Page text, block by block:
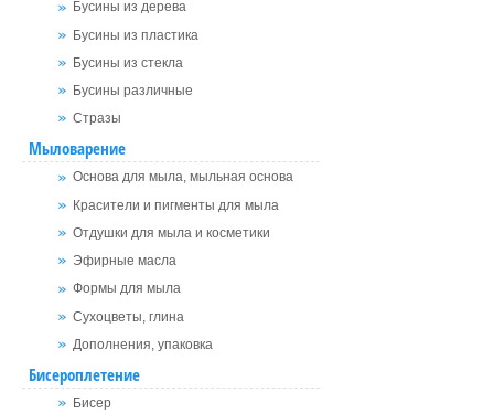
Бусины из дерева
Бусины из пластика
Бусины из стекла
Бусины различные
Стразы
Мыловарение
Основа для мыла, мыльная основа
Красители и пигменты для мыла
Отдушки для мыла и косметики
Эфирные масла
Формы для мыла
Сухоцветы, глина
Дополнения, упаковка
Бисероплетение
Бисер